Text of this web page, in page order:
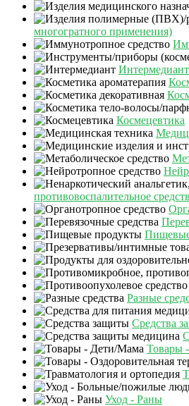
многогратного применения)
Интермедиант
Космецевтика
противовоспалительное
Разные
Средства
Товары
Уход - Раны